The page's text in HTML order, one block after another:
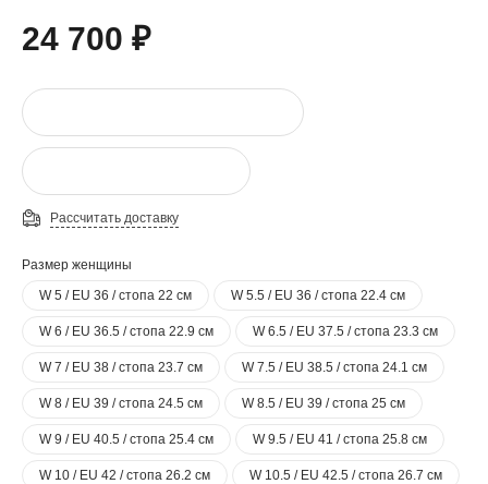
24 700 ₽
Рассчитать доставку
Размер женщины
W 5 / EU 36 / стопа 22 см
W 5.5 / EU 36 / стопа 22.4 см
W 6 / EU 36.5 / стопа 22.9 см W 6.5 / EU 37.5 / стопа 23.3 см
W 7 / EU 38 / стопа 23.7 см W 7.5 / EU 38.5 / стопа 24.1 см
W 8 / EU 39 / стопа 24.5 см W 8.5 / EU 39 / стопа 25 см
W 9 / EU 40.5 / стопа 25.4 см W 9.5 / EU 41 / стопа 25.8 см
W 10 / EU 42 / стопа 26.2 см W 10.5 / EU 42.5 / стопа 26.7 см